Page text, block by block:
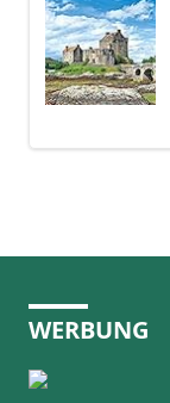
WERBUNG